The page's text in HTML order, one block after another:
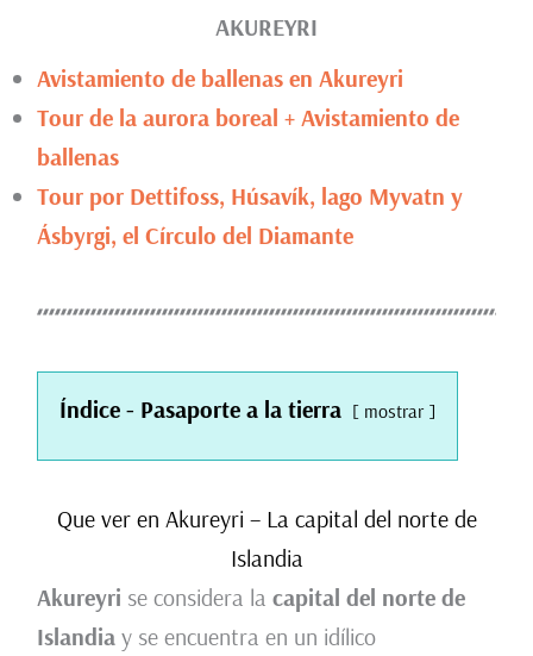
AKUREYRI
Avistamiento de ballenas en Akureyri
Tour de la aurora boreal + Avistamiento de
ballenas
Tour por Dettifoss, Húsavík, lago Myvatn y
Ásbyrgi, el Círculo del Diamante
Índice - Pasaporte a la tierra mostrar
Que ver en Akureyri – La capital del norte de
Islandia
Akureyri se considera la capital del norte de
Islandiay se encuentra en un idílico